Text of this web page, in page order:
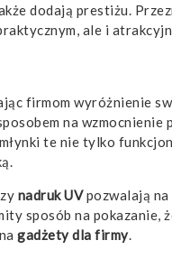
dodają prestiżu.
ale i
firmom wyróżnienie
na
te nie tylko
nadruk UVpozwalają na
sposób na
gadżety dla firmy.